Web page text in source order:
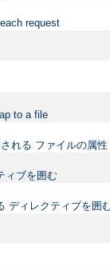
request
to a file
れる ファイルの属性
ィブを囲む
ディレクティブを囲